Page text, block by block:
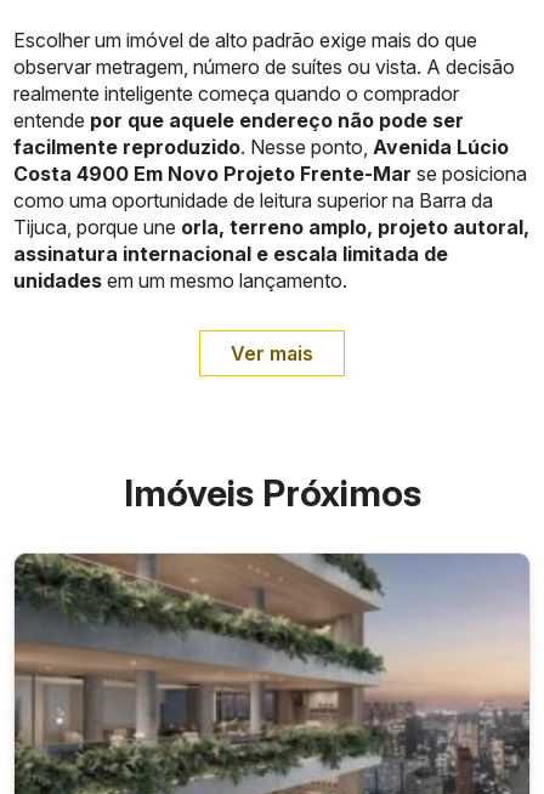
Escolher um imóvel de alto padrão exige mais do que
observar metragem, número de suítes ou vista. A decisão
realmente inteligente começa quando o comprador
entende por que aquele endereço não pode ser
facilmente reproduzido. Nesse ponto,Avenida Lúcio
Costa 4900 Em Novo Projeto Frente-Mar se posiciona
como uma oportunidade de leitura superior na Barra da
Tijuca, porque une orla, terreno amplo, projeto autoral,
assinatura internacional e escala limitada de
unidades em um mesmo lançamento.
Ver mais
Imóveis Próximos